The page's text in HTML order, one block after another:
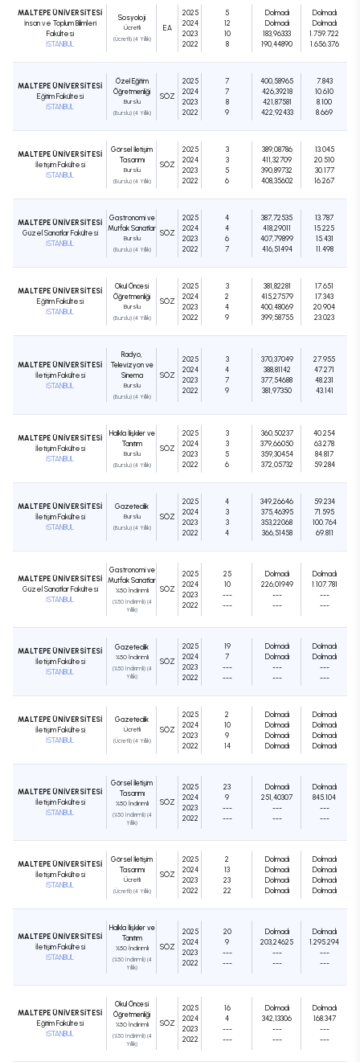
MALTEPE ÜNİVERSİTESİ
İnsan ve Toplum Bilimleri
Fakültesi
İSTANBUL
Sosyoloji
Ücretli
(Ücretli) (4 Yıllık)
EA
2025
2024
2023
2022
5
12
10
8
Dolmadı
Dolmadı
183,96333
190,44890
Dolmadı
Dolmadı
1.759.722
1.656.376
MALTEPE ÜNİVERSİTESİ
Eğitim Fakültesi
İSTANBUL
Özel Eğitim
Öğretmenliği
Burslu
(Burslu) (4 Yıllık)
SÖZ
2025
2024
2023
2022
7
7
8
9
400,58965
426,39218
421,87581
422,92433
7.843
10.610
8.100
8.669
MALTEPE ÜNİVERSİTESİ
İletişim Fakültesi
İSTANBUL
Görsel İletişim
Tasarımı
Burslu
(Burslu) (4 Yıllık)
SÖZ
2025
2024
2023
2022
3
3
5
6
389,08786
411,32709
390,89732
408,35602
13.045
20.510
30.177
16.267
MALTEPE ÜNİVERSİTESİ
Güzel Sanatlar Fakültesi
İSTANBUL
Gastronomi ve
Mutfak Sanatları
Burslu
(Burslu) (4 Yıllık)
SÖZ
2025
2024
2023
2022
4
4
6
7
387,72535
418,29011
407,79899
416,51494
13.787
15.225
15.431
11.498
MALTEPE ÜNİVERSİTESİ
Eğitim Fakültesi
İSTANBUL
Okul Öncesi
Öğretmenliği
Burslu
(Burslu) (4 Yıllık)
SÖZ
2025
2024
2023
2022
3
2
4
9
381,82281
415,27579
400,48069
399,58755
17.651
17.343
20.904
23.023
MALTEPE ÜNİVERSİTESİ
İletişim Fakültesi
İSTANBUL
Radyo,
Televizyon ve
Sinema
Burslu
(Burslu) (4 Yıllık)
SÖZ
2025
2024
2023
2022
3
4
7
9
370,37049
388,81142
377,54688
381,97350
27.955
47.271
48.231
43.141
MALTEPE ÜNİVERSİTESİ
İletişim Fakültesi
İSTANBUL
Halkla İlişkiler ve
Tanıtım
Burslu
(Burslu) (4 Yıllık)
SÖZ
2025
2024
2023
2022
3
3
5
6
360,50237
379,66050
359,30454
372,05732
40.254
63.278
84.817
59.284
MALTEPE ÜNİVERSİTESİ
İletişim Fakültesi
İSTANBUL
Gazetecilik
Burslu
(Burslu) (4 Yıllık)
SÖZ
2025
2024
2023
2022
4
3
3
4
349,26646
375,46395
353,22068
366,51458
59.234
71.595
100.764
69.811
MALTEPE ÜNİVERSİTESİ
Güzel Sanatlar Fakültesi
İSTANBUL
Gastronomi ve
Mutfak Sanatları
%50 İndirimli
(%50 İndirimli) (4
Yıllık)
SÖZ
2025
2024
2023
2022
25
10
---
---
Dolmadı
226,01949
---
---
Dolmadı
1.107.781
---
---
MALTEPE ÜNİVERSİTESİ
İletişim Fakültesi
İSTANBUL
Gazetecilik
%50 İndirimli
(%50 İndirimli) (4
Yıllık)
SÖZ
2025
2024
2023
2022
19
7
---
---
Dolmadı
Dolmadı
---
---
Dolmadı
Dolmadı
---
---
MALTEPE ÜNİVERSİTESİ
İletişim Fakültesi
İSTANBUL
Gazetecilik
Ücretli
(Ücretli) (4 Yıllık)
SÖZ
2025
2024
2023
2022
2
10
9
14
Dolmadı
Dolmadı
Dolmadı
Dolmadı
Dolmadı
Dolmadı
Dolmadı
Dolmadı
MALTEPE ÜNİVERSİTESİ
İletişim Fakültesi
İSTANBUL
Görsel İletişim
Tasarımı
%50 İndirimli
(%50 İndirimli) (4
Yıllık)
SÖZ
2025
2024
2023
2022
23
9
---
---
Dolmadı
251,40307
---
---
Dolmadı
845.104
---
---
MALTEPE ÜNİVERSİTESİ
İletişim Fakültesi
İSTANBUL
Görsel İletişim
Tasarımı
Ücretli
(Ücretli) (4 Yıllık)
SÖZ
2025
2024
2023
2022
2
13
23
22
Dolmadı
Dolmadı
Dolmadı
Dolmadı
Dolmadı
Dolmadı
Dolmadı
Dolmadı
MALTEPE ÜNİVERSİTESİ
İletişim Fakültesi
İSTANBUL
Halkla İlişkiler ve
Tanıtım
%50 İndirimli
(%50 İndirimli) (4
Yıllık)
SÖZ
2025
2024
2023
2022
20
9
---
---
Dolmadı
203,24625
---
---
Dolmadı
1.295.294
---
---
MALTEPE ÜNİVERSİTESİ
Eğitim Fakültesi
İSTANBUL
Okul Öncesi
Öğretmenliği
%50 İndirimli
(%50 İndirimli) (4
Yıllık)
SÖZ
2025
2024
2023
2022
16
4
---
---
Dolmadı
342,13306
---
---
Dolmadı
168.347
---
---